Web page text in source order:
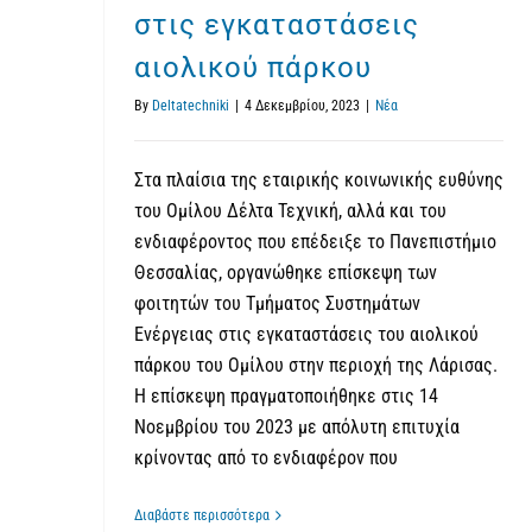
στις εγκαταστάσεις
αιολικού πάρκου
By Deltatechniki 4 Δεκεμβρίου, 2023 Νέα
Στα πλαίσια της εταιρικής κοινωνικής ευθύνης
του Ομίλου Δέλτα Τεχνική, αλλά και του
ενδιαφέροντος που επέδειξε το Πανεπιστήμιο
Θεσσαλίας, οργανώθηκε επίσκεψη των
φοιτητών του Τμήματος Συστημάτων
Ενέργειας στις εγκαταστάσεις του αιολικού
πάρκου του Ομίλου στην περιοχή της Λάρισας.
Η επίσκεψη πραγματοποιήθηκε στις 14
Νοεμβρίου του 2023 με απόλυτη επιτυχία
κρίνοντας από το ενδιαφέρον που
Διαβάστε περισσότερα